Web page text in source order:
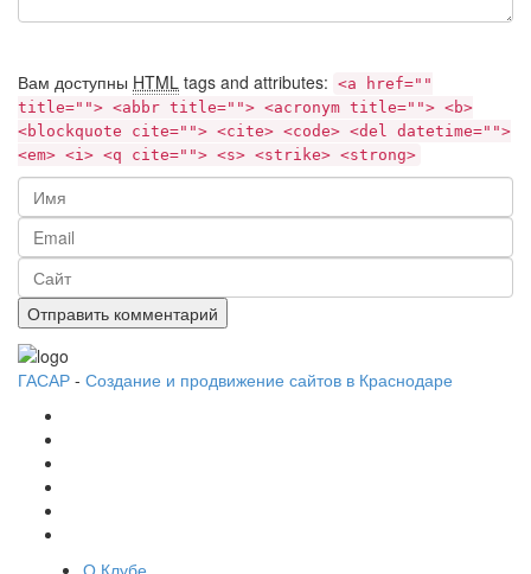
Вам доступны HTML tags and attributes: <a href=""
title=""> <abbr title=""> <acronym title=""> <b>
<blockquote cite=""> <cite> <code> <del datetime="">
<em> <i> <q cite=""> <s> <strike> <strong>
ГАСАР - Создание и продвижение сайтов в Краснодаре
О Клубе